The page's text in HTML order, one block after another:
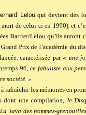
Lelouqui devient dès
de celui-ci en 1990), et
Barrier/Lelou qu’ils auront
Prix de l’académie du
caractérisée par« une
96, ce fabuliste aux
société. »
rafraîchir les mémoires en
dont une compilation, le
La Java des hommes-grenouilles